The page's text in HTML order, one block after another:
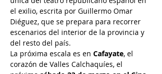
el exilio, escrita por Guillermo Omar
Diéguez, que se prepara para recorrer
escenarios del interior de la provincia y
del resto del país.
La próxima escala es en Cafayate, el
corazón de Valles Calchaquíes, el